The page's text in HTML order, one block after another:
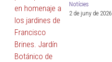
Notícies
2 de juny de 2026